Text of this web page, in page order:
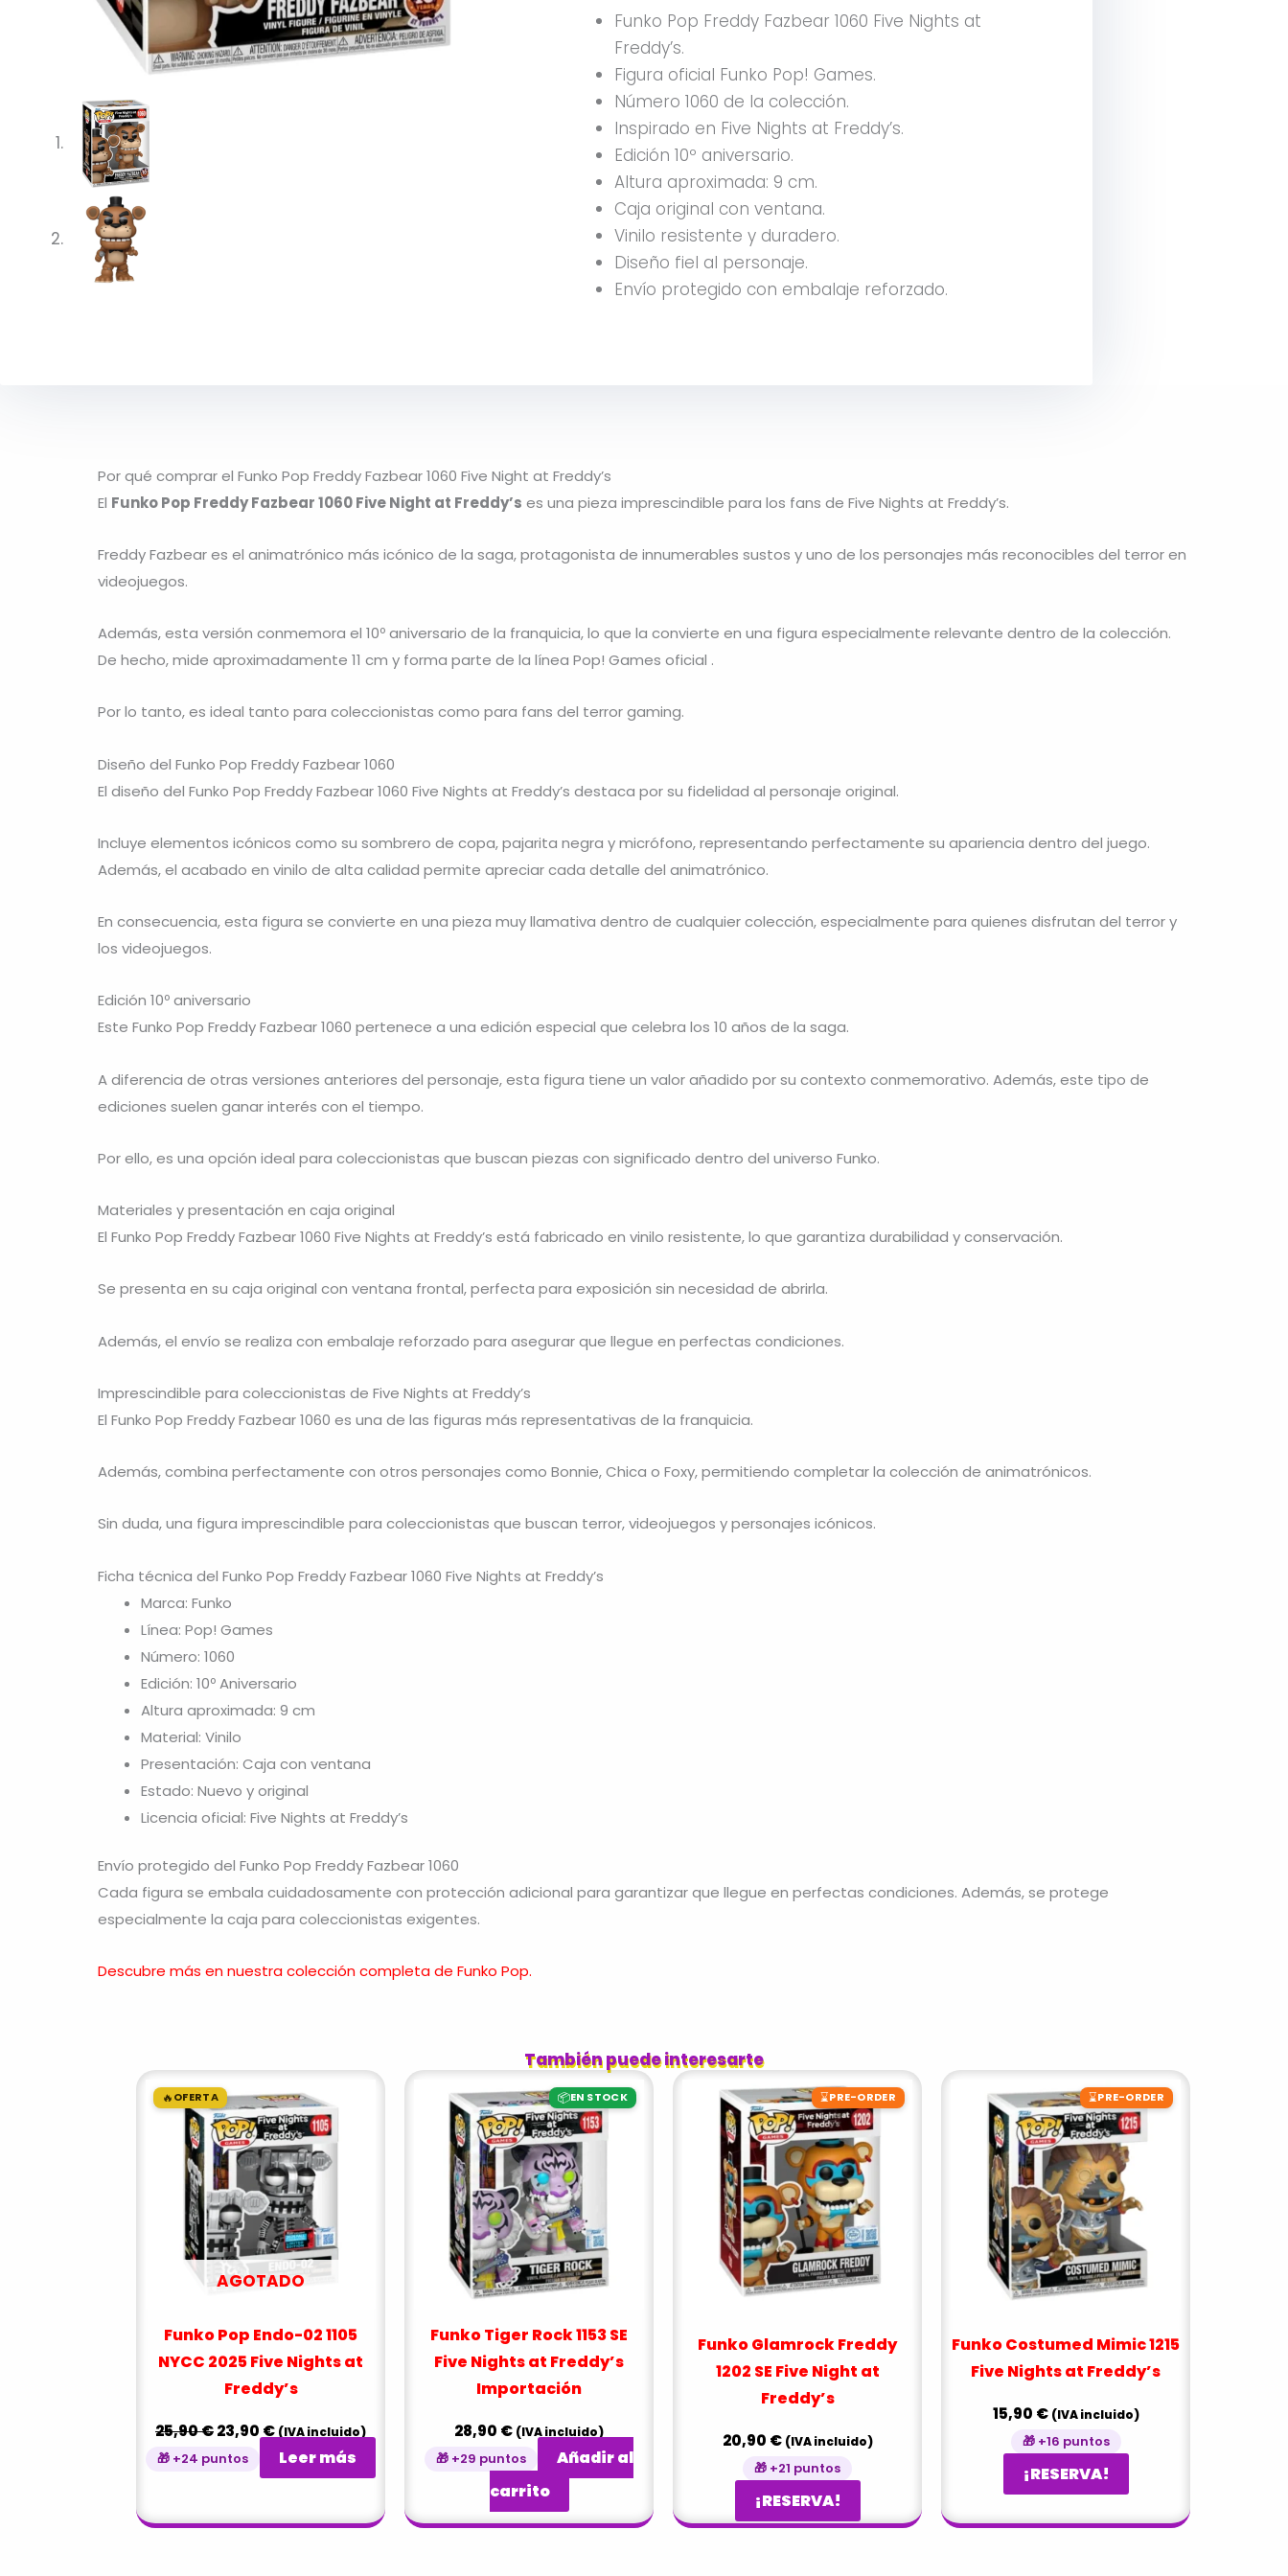
Funko Pop Freddy Fazbear 1060 Five Nights at
Freddy’s.
Figura oficial Funko Pop! Games.
Número 1060 de la colección.
Inspirado en Five Nights at Freddy’s.
Edición 10º aniversario.
Altura aproximada: 9 cm.
Caja original con ventana.
Vinilo resistente y duradero.
Diseño fiel al personaje.
Envío protegido con embalaje reforzado.
Por qué comprar el Funko Pop Freddy Fazbear 1060 Five Night at Freddy’s
El Funko Pop Freddy Fazbear 1060 Five Night at Freddy’s es una pieza imprescindible para los fans de Five Nights at Freddy’s.
Freddy Fazbeares el animatrónico más icónico de la saga, protagonista de innumerables sustos y uno de los personajes más reconocibles del terror en
videojuegos.
Además, esta versión conmemora el 10º aniversario de la franquicia, lo que la convierte en una figura especialmente relevante dentro de la colección.
De hecho, mide aproximadamente 11 cm y forma parte de la línea Pop! Games oficial .
Por lo tanto, es ideal tanto para coleccionistas como para fans del terror gaming.
Diseño del Funko Pop Freddy Fazbear 1060
El diseño del Funko Pop Freddy Fazbear 1060 Five Nights at Freddy’s destaca por su fidelidad al personaje original.
Incluye elementos icónicos como su sombrero de copa, pajarita negra y micrófono, representando perfectamente su apariencia dentro del juego.
Además, el acabado en vinilo de alta calidad permite apreciar cada detalle del animatrónico.
En consecuencia, esta figura se convierte en una pieza muy llamativa dentro de cualquier colección, especialmente para quienes disfrutan del terror y
los videojuegos.
Edición 10º aniversario
Este Funko Pop Freddy Fazbear 1060 pertenece a una edición especial que celebra los 10 años de la saga.
A diferencia de otras versiones anteriores del personaje, esta figura tiene un valor añadido por su contexto conmemorativo. Además, este tipo de
ediciones suelen ganar interés con el tiempo.
Por ello, es una opción ideal para coleccionistas que buscan piezas con significado dentro del universo Funko.
Materiales y presentación en caja original
El Funko Pop Freddy Fazbear 1060 Five Nights at Freddy’s está fabricado en vinilo resistente, lo que garantiza durabilidad y conservación.
Se presenta en su caja original con ventana frontal, perfecta para exposición sin necesidad de abrirla.
Además, el envío se realiza con embalaje reforzado para asegurar que llegue en perfectas condiciones.
Imprescindible para coleccionistas de Five Nights at Freddy’s
El Funko Pop Freddy Fazbear 1060 es una de las figuras más representativas de la franquicia.
Además, combina perfectamente con otros personajes como Bonnie, Chica o Foxy, permitiendo completar la colección de animatrónicos.
Sin duda, una figura imprescindible para coleccionistas que buscan terror, videojuegos y personajes icónicos.
Ficha técnica del Funko Pop Freddy Fazbear 1060 Five Nights at Freddy’s
Marca: Funko
Línea: Pop! Games
Número: 1060
Edición: 10º Aniversario
Altura aproximada: 9 cm
Material: Vinilo
Presentación: Caja con ventana
Estado: Nuevo y original
Licencia oficial: Five Nights at Freddy’s
Envío protegido del Funko Pop Freddy Fazbear 1060
Cada figura se embala cuidadosamente con protección adicional para garantizar que llegue en perfectas condiciones. Además, se protege
especialmente la caja para coleccionistas exigentes.
Descubre más en nuestra colección completa de Funko Pop.
También puede interesarte
🔥OFERTA
AGOTADO
Funko Pop Endo-02 1105
NYCC 2025 Five Nights at
Freddy’s
25,90€
El
precio
original
era:
25,90 €.
23,90 €
El
precio
actual
es:
23,90 €.
(IVA incluido)
🎁 +24 puntos Leer más
📦EN STOCK
Funko Tiger Rock 1153 SE
Five Nights at Freddy’s
Importación
28,90 € (IVA incluido)
🎁 +29 puntos
Añadir al
carrito
⌛PRE-ORDER
Funko Glamrock Freddy
1202 SE Five Night at
Freddy’s
20,90 € (IVA incluido)
🎁 +21 puntos
¡RESERVA!
⌛PRE-ORDER
Funko Costumed Mimic 1215
Five Nights at Freddy’s
15,90 € (IVA incluido)
🎁 +16 puntos
¡RESERVA!